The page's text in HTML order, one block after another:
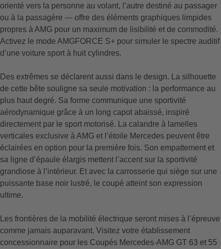
orienté vers la personne au volant, l’autre destiné au passager
ou à la passagère — offre des éléments graphiques limpides
propres à AMG pour un maximum de lisibilité et de commodité.
Activez le mode AMGFORCE S+ pour simuler le spectre auditif
d’une voiture sport à huit cylindres.
Des extrêmes se déclarent aussi dans le design. La silhouette
de cette bête souligne sa seule motivation : la performance au
plus haut degré. Sa forme communique une sportivité
aérodynamique grâce à un long capot abaissé, inspiré
directement par le sport motorisé. La calandre à lamelles
verticales exclusive à AMG et l’étoile Mercedes peuvent être
éclairées en option pour la première fois. Son empattement et
sa ligne d’épaule élargis mettent l’accent sur la sportivité
grandiose à l’intérieur. Et avec la carrosserie qui siège sur une
puissante base noir lustré, le coupé atteint son expression
ultime.
Les frontières de la mobilité électrique seront mises à l’épreuve
comme jamais auparavant. Visitez votre établissement
concessionnaire pour les Coupés Mercedes-AMG GT 63 et 55